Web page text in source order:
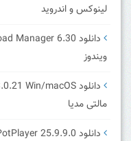
لینوکس و اندروید
ویندوز
مالتی مدیا
دانلود Daum PotPlayer 25.9.9.0 ویدئوپلیر پات پلیر